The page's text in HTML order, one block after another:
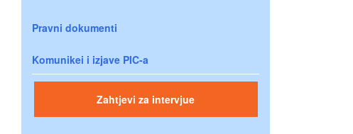
Pravni dokumenti
Komunikei i izjave PIC-a
Zahtjevi za intervjue